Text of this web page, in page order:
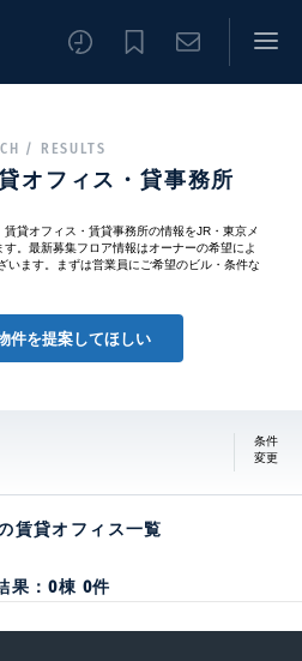
/ RESULTS
オフィス・貸事務所
貸オフィス・賃貸事務所の情報をJR・東京メ
。最新募集フロア情報はオーナーの希望によ
います。まずは営業員にご希望のビル・条件な
件を提案してほしい
条件
変更
賃貸オフィス一覧
果：0棟 0件